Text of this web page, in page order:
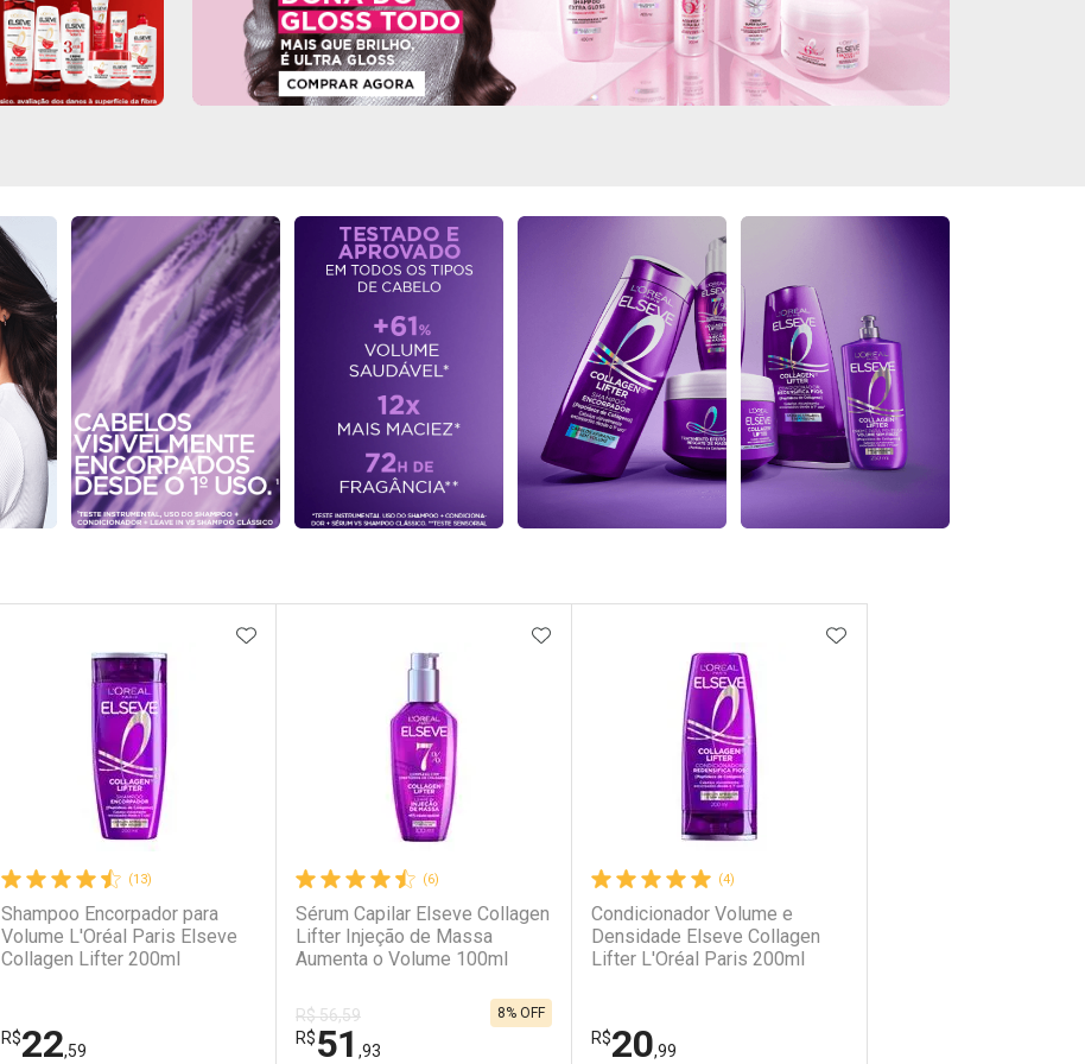
(13)
Shampoo Encorpador para
Volume L'Oréal Paris Elseve
Collagen Lifter 200ml
R$22,59
ADICIONAR AOS FAVORITOS
(6)
Sérum Capilar Elseve Collagen
Lifter Injeção de Massa
Aumenta o Volume 100ml
R$ 56,59
R$51 ,93
8% OFF
ADICIONAR AOS FAVORITOS
(4)
Condicionador Volume e
Densidade Elseve Collagen
Lifter L'Oréal Paris 200ml
R$20,99
ADICIONAR AOS